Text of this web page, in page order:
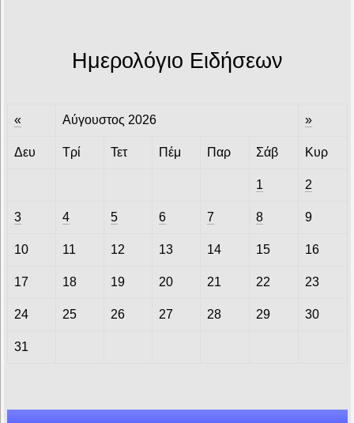
Ημερολόγιο Ειδήσεων
« Αύγουστος 2026 »
Δευ Τρί Τετ Πέμ Παρ Σάβ Κυρ
1 2
3 4 5 6 7 8 9
10 11 12 13 14 15 16
17 18 19 20 21 22 23
24 25 26 27 28 29 30
31